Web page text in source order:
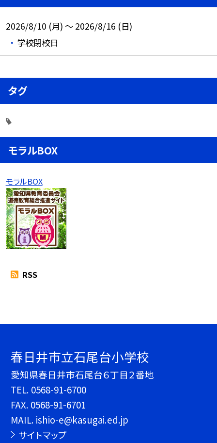
2026/8/10 (月) ～ 2026/8/16 (日)
学校閉校日
タグ
モラルBOX
モラルBOX
RSS
春日井市立石尾台小学校
愛知県春日井市石尾台６丁目２番地
TEL. 0568-91-6700
FAX. 0568-91-6701
MAIL. ishio-e@kasugai.ed.jp
サイトマップ